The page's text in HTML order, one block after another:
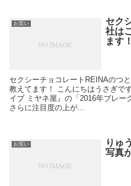
お笑い
セク
社は
ます！
セクシーチョコレートREINAのつ
教えてます！ こんにちはうさぎで
イブ ミヤネ屋』の「2016年ブレー
さらに注目度の上が...
お笑い
りゅ
写真